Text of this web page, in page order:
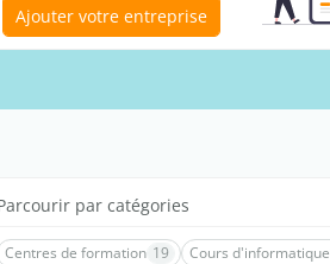
Ajouter votre entreprise
par catégories
Centres de formation 19 Cours d'informatique